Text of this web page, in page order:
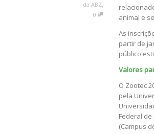
da ABZ
0
animal e
As
partir de
público
Valores
O Zootec
pela
Federal de
(Campus